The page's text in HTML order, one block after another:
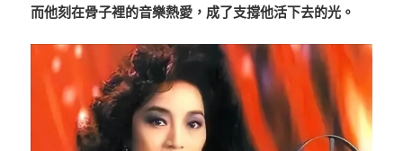
而他刻在骨子裡的音樂熱愛，成了支撐他活下去的光。